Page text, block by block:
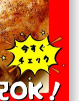
Categories